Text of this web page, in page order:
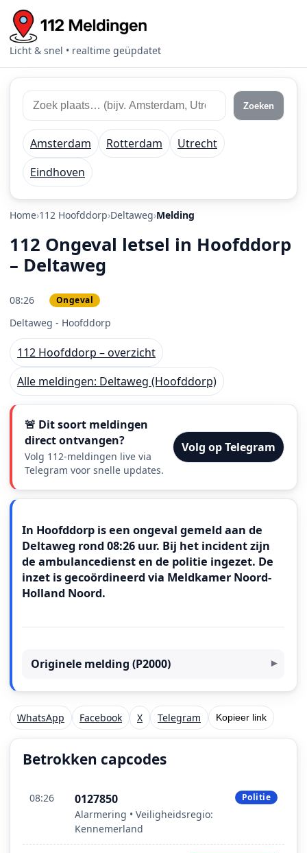
Licht & snel • realtime geüpdatet
Zoek 112 meldingen
Zoek plaats of regio Zoeken
Amsterdam Rotterdam
Utrecht
Eindhoven
Home 112 Hoofddorp Deltaweg Melding
112 Ongeval letsel in Hoofddorp
– Deltaweg
08:26 Ongeval
Deltaweg - Hoofddorp
112 Hoofddorp – overzicht
Alle meldingen: Deltaweg (Hoofddorp)
🚨 Dit soort meldingen
direct ontvangen?
Volg 112-meldingen live via
Telegram voor snelle updates.
Volg op Telegram
In Hoofddorp is een ongeval gemeld aan de
Deltaweg rond 08:26 uur. Bij het incident zijn
de ambulancedienst en de politie ingezet. De
inzet is gecoördineerd via Meldkamer Noord-
Holland Noord.
Originele melding (P2000)
WhatsApp Facebook X Telegram Kopieer link
Betrokken capcodes
08:26 0127850
Alarmering • Veiligheidsregio:
Kennemerland
Politie